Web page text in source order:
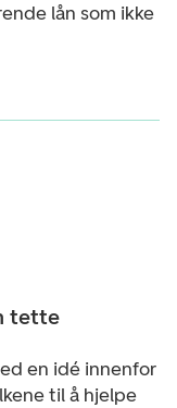
lån som ikke
tette
en idé innenfor
til å hjelpe